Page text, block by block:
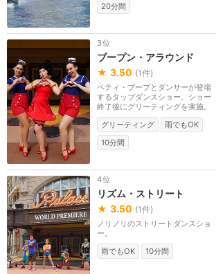
20分間
3位
ブープン・アラウンド
★ 3.50 (1件)
ベティ・ブープとダンサーが登場
するタップダンスショー。ショー
終了後にグリーティングを実施。
グリーティング
雨でもOK
10分間
4位
リズム・ストリート
★ 3.50 (1件)
ノリノリのストリートダンスショ
ー。
雨でもOK
10分間